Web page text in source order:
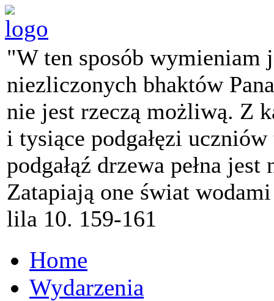
"W ten sposób wymieniam
niezliczonych bhaktów
nie jest rzeczą możliwą. Z
i tysiące podgałęzi
podgałąź drzewa pełna
Zatapiają one świat
lila 10. 159-161
Home
Wydarzenia